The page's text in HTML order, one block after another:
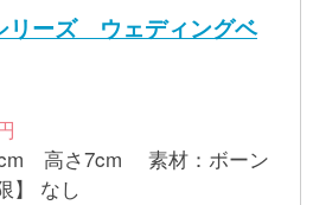
リーズ ウェディングベ
素材：ボーン
味期限】 なし